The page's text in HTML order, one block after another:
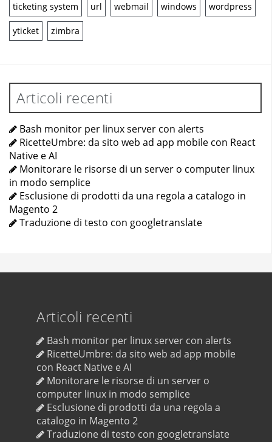
ticketing system url webmail windows wordpress
yticket zimbra
Articoli recenti
Bash monitor per linux server con alerts
RicetteUmbre: da sito web ad app mobile con React
Native e AI
Monitorare le risorse di un server o computer linux
in modo semplice
Esclusione di prodotti da una regola a catalogo in
Magento 2
Traduzione di testo con googletranslate
Articoli recenti
Bash monitor per linux server con alerts
RicetteUmbre: da sito web ad app mobile
con React Native e AI
Monitorare le risorse di un server o
computer linux in modo semplice
Esclusione di prodotti da una regola a
catalogo in Magento 2
Traduzione di testo con googletranslate